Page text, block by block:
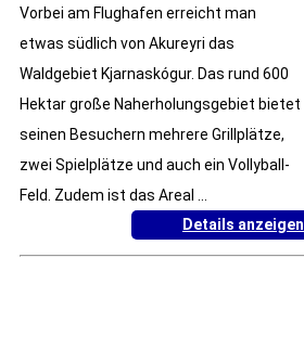
Vorbei am Flughafen erreicht man
etwas südlich von Akureyri das
Waldgebiet Kjarnaskógur. Das rund 600
Hektar große Naherholungsgebiet bietet
seinen Besuchern mehrere Grillplätze,
zwei Spielplätze und auch ein Vollyball-
Feld. Zudem ist das Areal ...
Details anzeigen